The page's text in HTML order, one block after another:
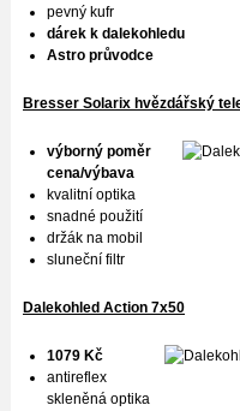
pevný kufr
dárek k dalekohledu
Astro průvodce
Bresser Solarix hvězdářský
výborný poměr
cena/výbava
kvalitní optika
snadné použití
držák na mobil
sluneční filtr
Dalekohled Action 7x50
1079 Kč
antireflex
skleněná optika